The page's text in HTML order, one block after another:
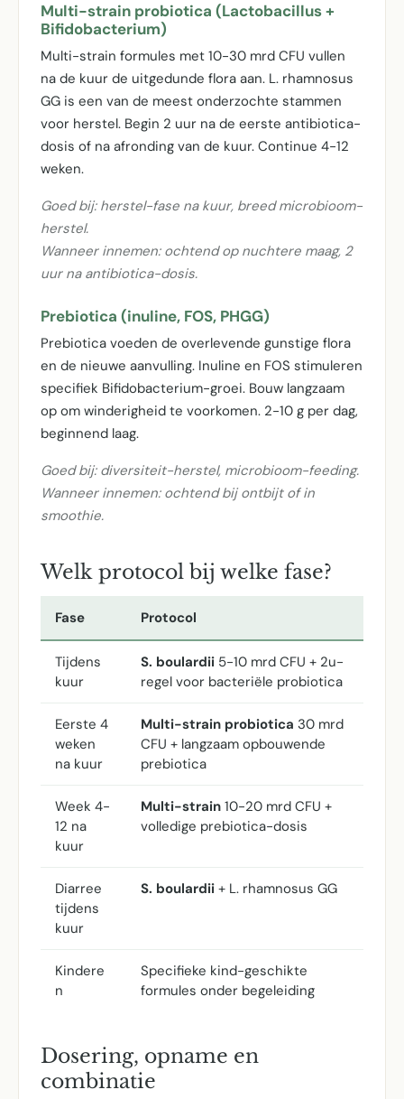
Multi-strain probiotica (Lactobacillus +
Bifidobacterium)
Multi-strain formules met 10-30 mrd CFU vullen
na de kuur de uitgedunde flora aan. L. rhamnosus
GG is een van de meest onderzochte stammen
voor herstel. Begin 2 uur na de eerste antibiotica-
dosis of na afronding van de kuur. Continue 4-12
weken.
Goed bij: herstel-fase na kuur, breed microbioom-
herstel.
Wanneer innemen: ochtend op nuchtere maag, 2
uur na antibiotica-dosis.
Prebiotica (inuline, FOS, PHGG)
Prebiotica voeden de overlevende gunstige flora
en de nieuwe aanvulling. Inuline en FOS stimuleren
specifiek Bifidobacterium-groei. Bouw langzaam
op om winderigheid te voorkomen. 2-10 g per dag,
beginnend laag.
Goed bij: diversiteit-herstel, microbioom-feeding.
Wanneer innemen: ochtend bij ontbijt of in
smoothie.
Welk protocol bij welke fase?
Fase Protocol
Tijdens
kuur
S. boulardii 5-10 mrd CFU + 2u-
regel voor bacteriële probiotica
Eerste 4
weken
na kuur
Multi-strain probiotica 30 mrd
CFU + langzaam opbouwende
prebiotica
Week 4-
12 na
kuur
Multi-strain 10-20 mrd CFU +
volledige prebiotica-dosis
Diarree
tijdens
kuur
S. boulardii + L. rhamnosus GG
Kindere
n
Specifieke kind-geschikte
formules onder begeleiding
Dosering, opname en
combinatie